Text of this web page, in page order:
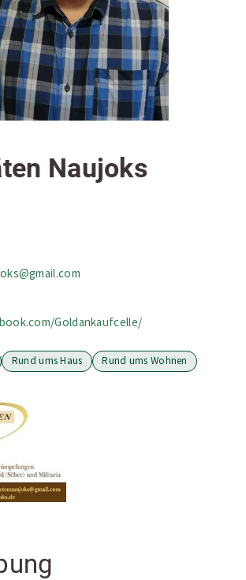
Naujoks
Goldankaufcelle/
Rund ums Haus Rund ums Wohnen